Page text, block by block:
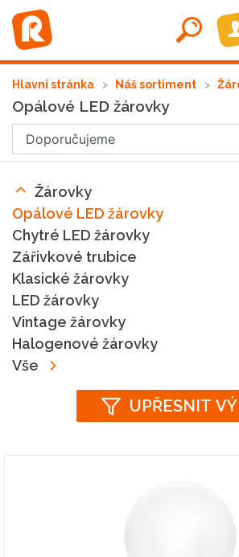
Hlavní stránka Náš sortiment
Opálové LED žárovky
Žárovky
Opálové LED žárovky
Chytré LED žárovky
Zářivkové trubice
Klasické žárovky
LED žárovky
Vintage žárovky
Halogenové žárovky
Vše
UPŘESNIT